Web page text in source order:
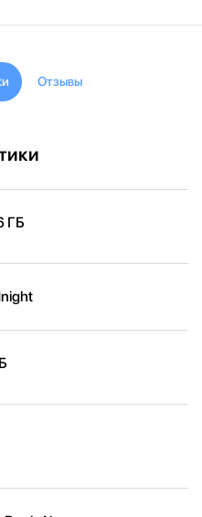
Отзывы
ГБ